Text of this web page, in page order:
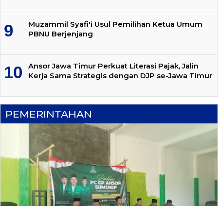
Muzammil Syafi'i Usul Pemilihan Ketua Umum
PBNU Berjenjang
Ansor Jawa Timur Perkuat Literasi Pajak, Jalin
Kerja Sama Strategis dengan DJP se-Jawa Timur
PEMERINTAHAN